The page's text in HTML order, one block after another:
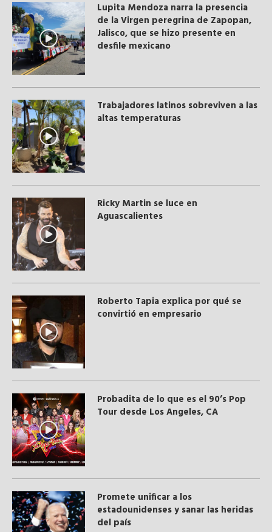
Lupita Mendoza narra la presencia
de la Virgen peregrina de Zapopan,
Jalisco, que se hizo presente en
desfile mexicano
Trabajadores latinos sobreviven a las
altas temperaturas
Ricky Martin se luce en
Aguascalientes
Roberto Tapia explica por qué se
convirtió en empresario
Probadita de lo que es el 90’s Pop
Tour desde Los Angeles, CA
Promete unificar a los
estadounidenses y sanar las heridas
del país